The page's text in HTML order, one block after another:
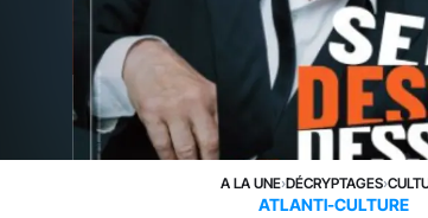
A LA UNE›DÉCRYPTAGES›
ATLANTI-CULTURE